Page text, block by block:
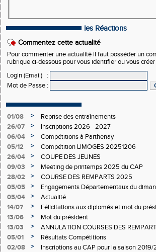
les Réactions
Commentez cette actualité
Pour commenter une actualité il faut posséder un
rubrique ci-dessous pour vous identifier ou vous
Login (Email)
:
Mot de Passe :
01/08 >
Reprise des entraînements
26/07
>
Inscriptions 2026 - 2027
06/04
>
Compétitions à Parthenay
05/12
>
Compétition LIMOGES 20251206
26/04
>
COUPE DES JEUNES
09/03
>
Meeting de printemps 2025 du CAP
28/02
>
COURSE DES REMPARTS 2025
05/05
>
Engagements Départementaux du
05/04
>
Actualité
14/07
>
Félicitations aux diplomés et mot du
13/06
>
Mot du président
13/03
>
ANNULATION COURSES DES
05/01
>
Résultats Compétitions
02/08
>
Inscriptions au CAP pour la saison